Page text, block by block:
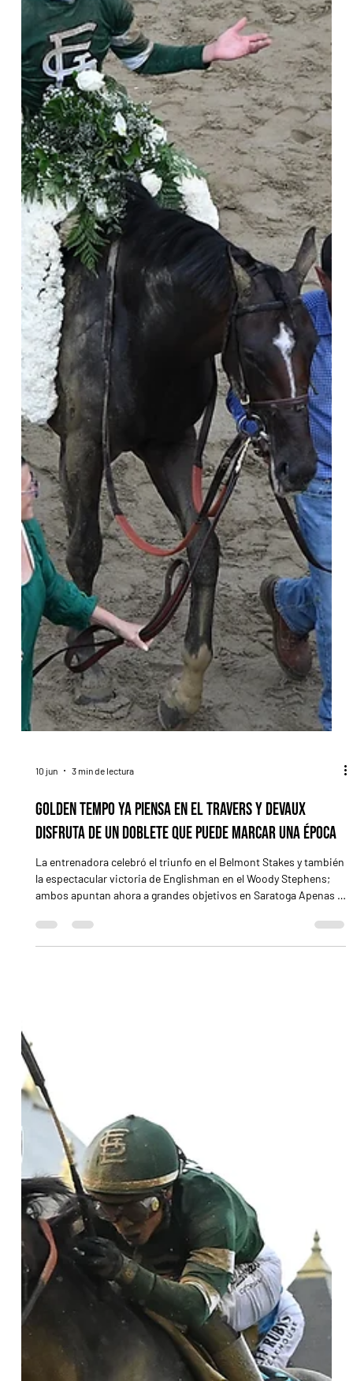
10 jun
Golden Tempo ya piensa en el Travers y DeVaux
disfruta de un doblete que puede marcar una época
La entrenadora celebró el triunfo en el Belmont Stakes y también
la espectacular victoria de Englishman en el Woody Stephens;
ambos apuntan ahora a grandes objetivos en Saratoga Apenas 5
semanas después de haber conquistado el Kentucky Derby (G1),
Cherie DeVaux volvió a encontrarse rodeada de cámaras,
fotógrafos y periodistas. Esta vez, el escenario fue la pista de
entrenamiento Oklahoma, en Saratoga, y el motivo, el brillante
triunfo de Golden Tempo en el Belmont Stakes (G1)